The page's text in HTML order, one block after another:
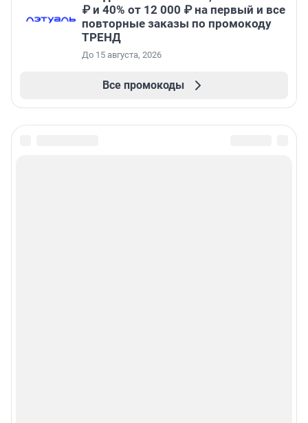
₽ и 40% от 12 000 ₽ на первый и все
повторные заказы по промокоду
ТРЕНД
До 15 августа, 2026
Все промокоды